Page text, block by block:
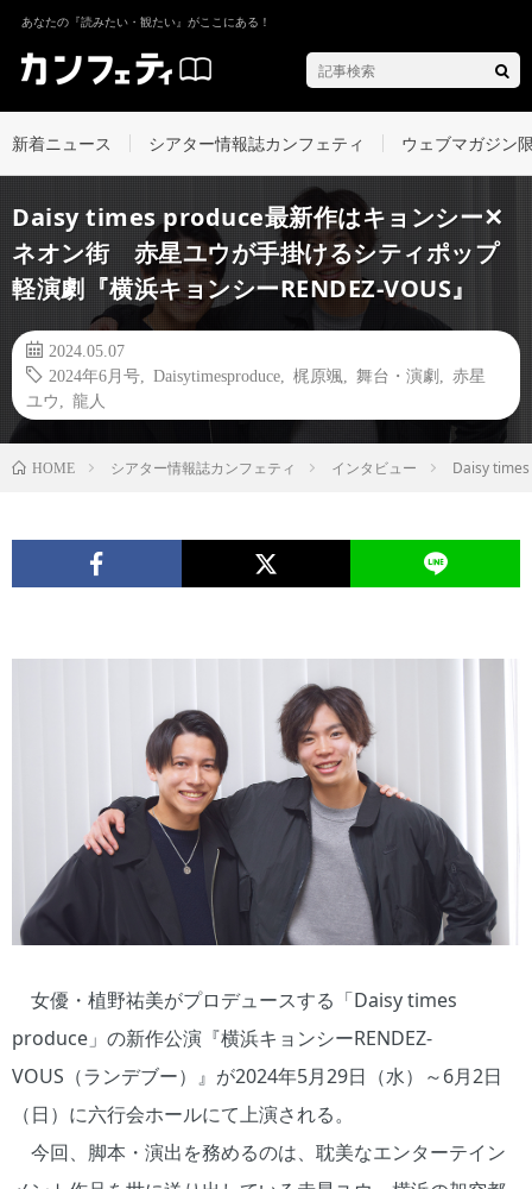
あなたの『読みたい・観たい』がここにある！
新着ニュース シアター情報誌カンフェティ ウェブマガジン
Daisy times produce最新作はキョンシー✕
ネオン街 赤星ユウが手掛けるシティポップ
軽演劇『横浜キョンシーRENDEZ-VOUS』
2024.05.07
2024年6月号
Daisytimesproduce 梶原颯 舞台・演劇
赤星
ユウ
龍人
HOME シアター情報誌カンフェティ インタビュー Daisy
女優・植野祐美がプロデュースする「Daisy times
produce」の新作公演『横浜キョンシーRENDEZ-
VOUS（ランデブー）』が2024年5月29日（水）～6月2日
（日）に六行会ホールにて上演される。
今回、脚本・演出を務めるのは、耽美なエンターテイン